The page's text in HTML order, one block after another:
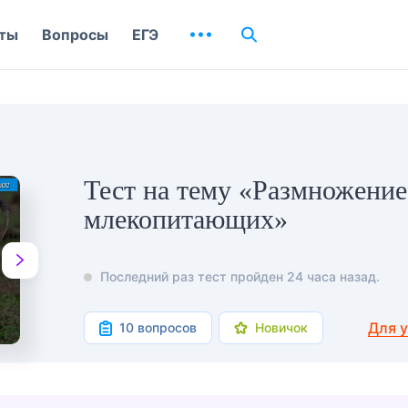
Тест на тему «Размножение
млекопитающих»
Последний раз тест пройден 24 часа назад.
10 вопросов Новичок Для
Вопросы ЕГЭ